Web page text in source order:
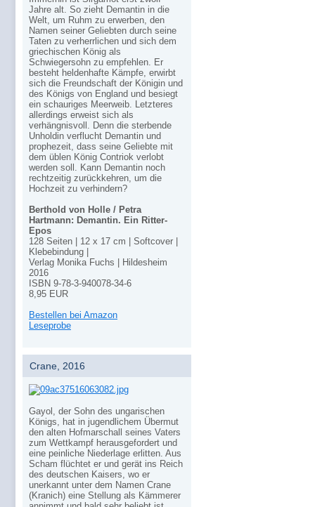
Jahre alt. So zieht Demantin in die
Welt, um Ruhm zu erwerben, den
Namen seiner Geliebten durch seine
Taten zu verherrlichen und sich dem
griechischen König als
Schwiegersohn zu empfehlen. Er
besteht heldenhafte Kämpfe, erwirbt
sich die Freundschaft der Königin und
des Königs von England und besiegt
ein schauriges Meerweib. Letzteres
allerdings erweist sich als
verhängnisvoll. Denn die sterbende
Unholdin verflucht Demantin und
prophezeit, dass seine Geliebte mit
dem üblen König Contriok verlobt
werden soll. Kann Demantin noch
rechtzeitig zurückkehren, um die
Hochzeit zu verhindern?
Berthold von Holle / Petra
Hartmann: Demantin. Ein Ritter-
Epos
128 Seiten | 12 x 17 cm | Softcover |
Klebebindung |
Verlag Monika Fuchs | Hildesheim
2016
ISBN 9-78-3-940078-34-6
8,95 EUR
Bestellen bei Amazon
Leseprobe
Crane, 2016
Gayol, der Sohn des ungarischen
Königs, hat in jugendlichem Übermut
den alten Hofmarschall seines Vaters
zum Wettkampf herausgefordert und
eine peinliche Niederlage erlitten. Aus
Scham flüchtet er und gerät ins Reich
des deutschen Kaisers, wo er
unerkannt unter dem Namen Crane
(Kranich) eine Stellung als Kämmerer